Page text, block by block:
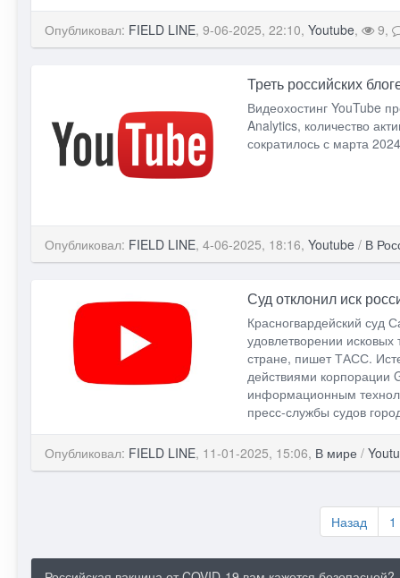
Опубликовал: FIELD LINE, 9-06-2025, 22:10, Youtube, 9,
Треть российских
Видеохостинг YouTube
Analytics, количество
сократилось с марта
Опубликовал: FIELD LINE, 4-06-2025, 18:16, Youtube/ В
Суд отклонил иск
Красногвардейский суд
удовлетворении
стране, пишет ТАСС.
действиями корпорации
информационным
пресс-службы судов
Опубликовал: FIELD LINE, 11-01-2025, 15:06, В мире /
Назад 1